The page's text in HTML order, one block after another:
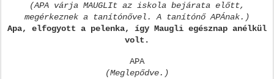
(APA várja MAUGLIt az iskola bejárata előtt,
megérkeznek a tanítónővel. A tanítónő APÁnak.)
Apa, elfogyott a pelenka, így Maugli egésznap anélkül
volt.
APA
(Meglepődve.)